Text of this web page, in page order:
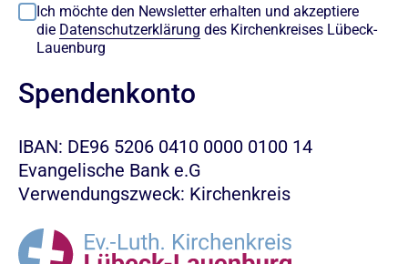
Ich möchte den Newsletter erhalten und akzeptiere
die Datenschutzerklärung des Kirchenkreises Lübeck-
Lauenburg
Spendenkonto
IBAN: DE96 5206 0410 0000 0100 14
Evangelische Bank e.G
Verwendungszweck: Kirchenkreis